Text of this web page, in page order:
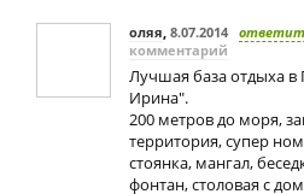
оляя, 8.07.2014
комментарий
Лучшая база отдыха в
Ирина".
200 метров до моря,
территория, супер
стоянка, мангал,
фонтан, столовая с